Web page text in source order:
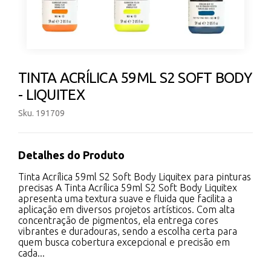
TINTA ACRÍLICA 59ML S2 SOFT BODY
- LIQUITEX
Sku. 191709
Detalhes do Produto
Tinta Acrílica 59ml S2 Soft Body Liquitex para pinturas
precisas A Tinta Acrílica 59ml S2 Soft Body Liquitex
apresenta uma textura suave e fluida que facilita a
aplicação em diversos projetos artísticos. Com alta
concentração de pigmentos, ela entrega cores
vibrantes e duradouras, sendo a escolha certa para
quem busca cobertura excepcional e precisão em
cada...